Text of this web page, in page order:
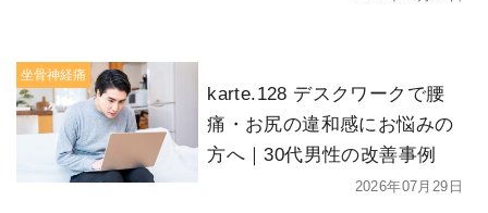
坐骨神経痛
karte.128 デスクワークで腰
痛・お尻の違和感にお悩みの
方へ｜30代男性の改善事例
2026年07月29日